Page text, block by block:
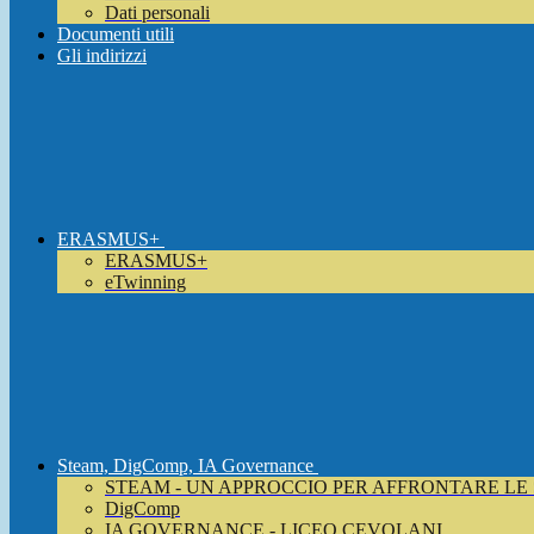
Dati personali
Documenti utili
Gli indirizzi
ERASMUS+
ERASMUS+
eTwinning
Steam, DigComp, IA Governance
STEAM - UN APPROCCIO PER AFFRONTARE
DigComp